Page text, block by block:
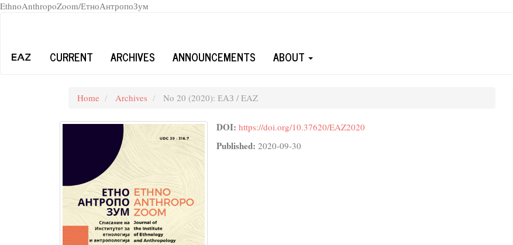
EthnoAnthropoZoom/ЕтноАнтропоЗум
page
CURRENT
ARCHIVES ANNOUNCEMENTS ABOUT
Home Archives No 20 (2020): ЕАЗ / EAZ
DOI:https://doi.org/10.37620/EAZ2020
Published:2020-09-30